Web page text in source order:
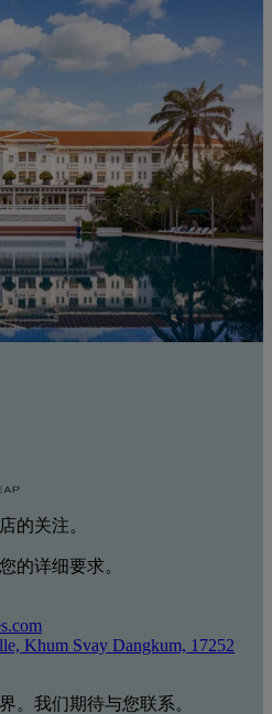
的关注。
的详细要求。
Khum Svay Dangkum, 17252
。我们期待与您联系。